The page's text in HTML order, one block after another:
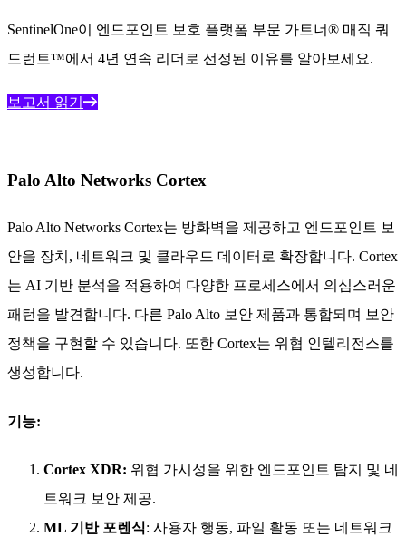
SentinelOne이 엔드포인트 보호 플랫폼 부문 가트너® 매직 쿼
드런트™에서 4년 연속 리더로 선정된 이유를 알아보세요.
보고서 읽기
Palo Alto Networks Cortex
Palo Alto Networks Cortex는 방화벽을 제공하고 엔드포인트 보
안을 장치, 네트워크 및 클라우드 데이터로 확장합니다. Cortex
는 AI 기반 분석을 적용하여 다양한 프로세스에서 의심스러운
패턴을 발견합니다. 다른 Palo Alto 보안 제품과 통합되며 보안
정책을 구현할 수 있습니다. 또한 Cortex는 위협 인텔리전스를
생성합니다.
기능:
Cortex XDR: 위협 가시성을 위한 엔드포인트 탐지 및 네
트워크 보안 제공.
ML 기반 포렌식: 사용자 행동, 파일 활동 또는 네트워크